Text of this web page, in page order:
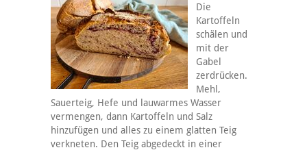
Die
Kartoffeln
schälen und
mit der
Gabel
zerdrücken.
Mehl,
Sauerteig, Hefe und lauwarmes Wasser
vermengen, dann Kartoffeln und Salz
hinzufügen und alles zu einem glatten Teig
verkneten. Den Teig abgedeckt in einer